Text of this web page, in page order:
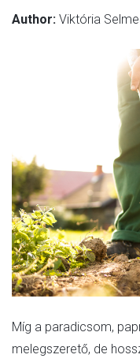
Author: Viktória
Míg a paradicsom,
melegszerető, de